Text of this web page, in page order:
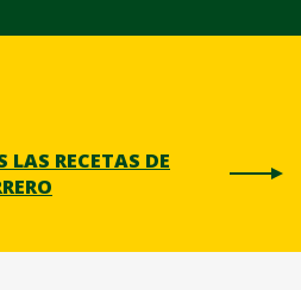
LAS RECETAS DE